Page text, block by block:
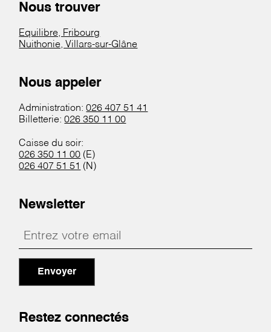
Nous trouver
Equilibre, Fribourg
Nuithonie, Villars-sur-Glâne
Nous appeler
Administration:026 407 51 41
Billetterie:026 350 11 00
Caisse du soir:
026 350 11 00 (E)
026 407 51 51 (N)
Newsletter
Envoyer
Restez connectés